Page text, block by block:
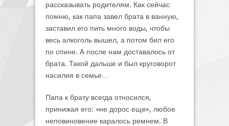
рассказывать родителям. Как сейчас
помню, как папа завел брата в ванную,
заставил его пить много воды, чтобы
весь алкоголь вышел, а потом бил его
по спине. А после нам доставалось от
брата. Такой дальше и был круговорот
насилия в семье…
Папа к брату всегда относился,
принижая его: «не дорос еще», любое
неповиновение каралось ремнем. В